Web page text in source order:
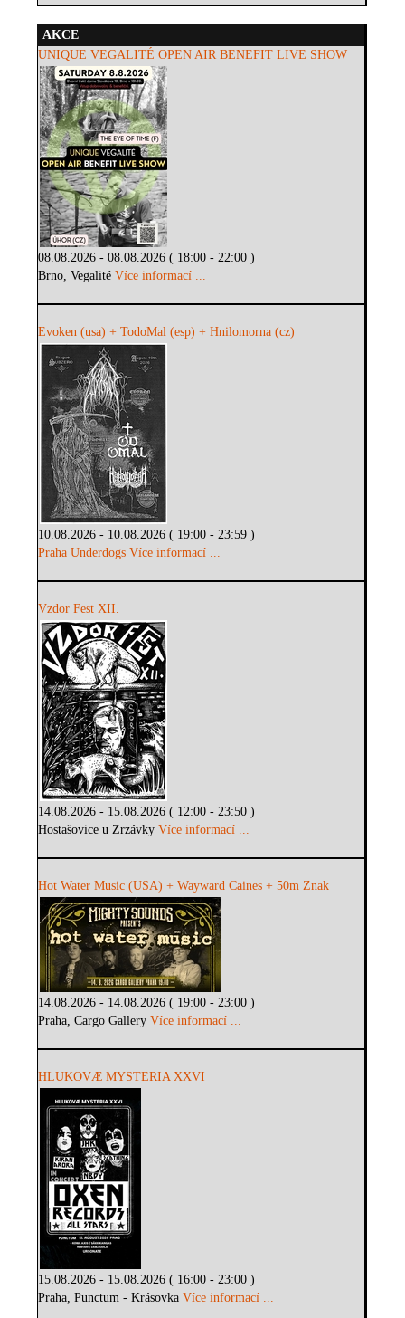
AKCE
UNIQUE VEGALITÉ OPEN AIR BENEFIT LIVE SHOW
08.08.2026 - 08.08.2026 ( 18:00 - 22:00 )
Brno, VegalitéVíce informací ...
Evoken (usa) + TodoMal (esp) + Hnilomorna (cz)
10.08.2026 - 10.08.2026 ( 19:00 - 23:59 )
Praha Underdogs Více informací ...
Vzdor Fest XII.
14.08.2026 - 15.08.2026 ( 12:00 - 23:50 )
Hostašovice u ZrzávkyVíce informací ...
Hot Water Music (USA) + Wayward Caines + 50m Znak
14.08.2026 - 14.08.2026 ( 19:00 - 23:00 )
Praha, Cargo GalleryVíce informací ...
HLUKOVÆ MYSTERIA XXVI
15.08.2026 - 15.08.2026 ( 16:00 - 23:00 )
Praha, Punctum - KrásovkaVíce informací ...